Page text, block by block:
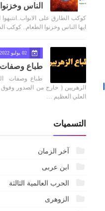
الناس
كوكب الطارق على الابواب..انتبهوا
ايها الناس وخزنوا الطعام.. كوكب
02 يوليو 2022
طباع وصفات
طباع وصفات
الزهريين ( خارج من الصدور
العلي العظيم …
التسميات
آخر الزمان
ابن عربى
الحرب العالمية الثالثة
الزوهرى